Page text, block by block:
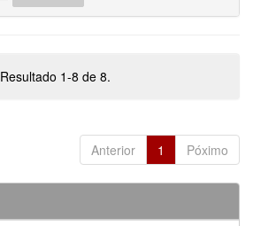
Resultado 1-8 de 8.
Anterior 1 Póximo